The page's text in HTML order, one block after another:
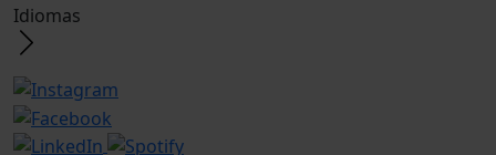
Idiomas